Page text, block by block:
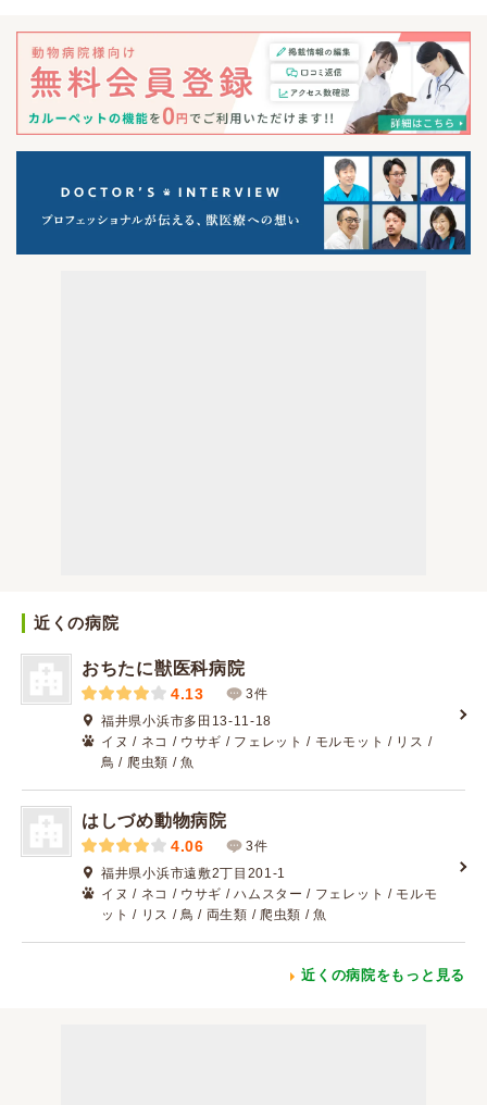
近くの病院
おちたに獣医科病院
4.13
3件
福井県小浜市多田13-11-18
イヌ / ネコ / ウサギ / フェレット / モルモット / リス /
鳥 / 爬虫類 / 魚
はしづめ動物病院
4.06
3件
福井県小浜市遠敷2丁目201-1
イヌ / ネコ / ウサギ / ハムスター / フェレット / モルモ
ット / リス / 鳥 / 両生類 / 爬虫類 / 魚
近くの病院をもっと見る